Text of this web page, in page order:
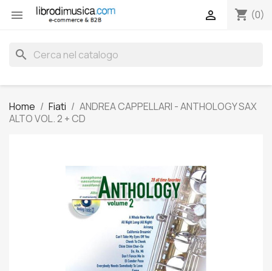
 shopping_cart (0)

search
Home Fiati
ANDREA CAPPELLARI - ANTHOLOGY SAX
ALTO VOL. 2 + CD